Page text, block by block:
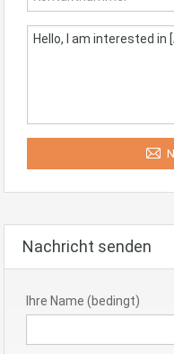
Nachricht senden
Ihre Name (bedingt)